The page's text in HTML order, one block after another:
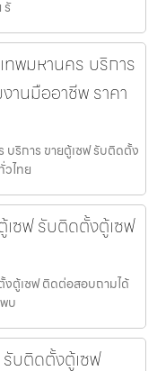
รั
ทพมหานคร บริการ
านมืออาชีพ ราคา
ริการ ขายตู้เซฟ รับติดตั้ง
ไทย
ซฟ รับติดตั้งตู้เซฟ
ตู้เซฟ ติดต่อสอบถามได้
บ
รับติดตั้งตู้เซฟ